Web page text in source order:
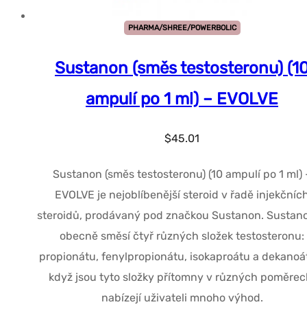
PHARMA/SHREE/POWERBOLIC
Sustanon (směs testosteronu)
ampulí po 1 ml) – EVOLVE
$45.01
Sustanon (směs testosteronu) (10 ampulí po 1 ml)
EVOLVE je nejoblíbenější steroid v řadě
steroidů, prodávaný pod značkou Sustanon.
obecně směsí čtyř různých složek testosteronu:
propionátu, fenylpropionátu, isokaproátu a
když jsou tyto složky přítomny v různých
nabízejí uživateli mnoho výhod.